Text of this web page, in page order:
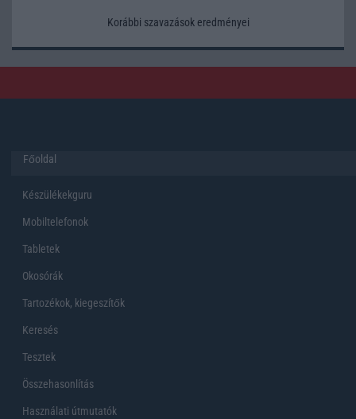
Korábbi szavazások eredményei
Főoldal
Készülékekguru
Mobiltelefonok
Tabletek
Okosórák
Tartozékok, kiegeszítők
Keresés
Tesztek
Összehasonlítás
Használati útmutatók